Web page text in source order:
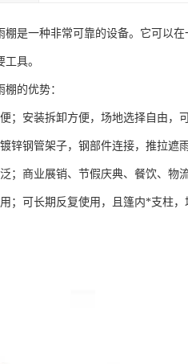
棚是一种非常可靠的设备。它可以
具。
的优势：
；安装拆卸方便，场地选择自由，
锌钢管架子，钢部件连接，推拉遮
；商业展销、节假庆典、餐饮、物
；可长期反复使用，且篷内*支柱，